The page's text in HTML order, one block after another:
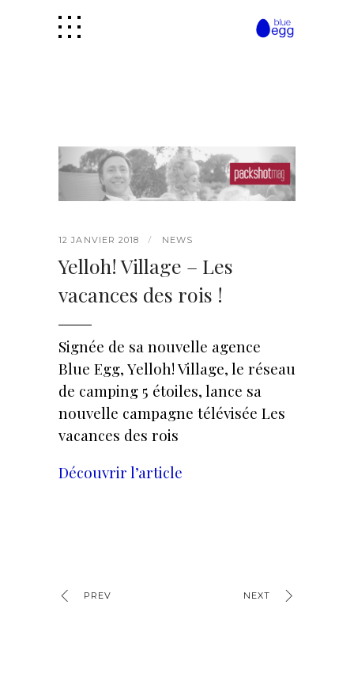
12 JANVIER 2018 NEWS
Yelloh! Village – Les
vacances des rois !
Signée de sa nouvelle agence
Blue Egg, Yelloh! Village, le réseau
de camping 5 étoiles, lance sa
nouvelle campagne télévisée Les
vacances des rois
Découvrir l’article
PREV NEXT